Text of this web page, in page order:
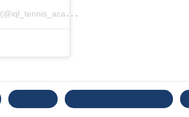
(@iql_tennis_academy)